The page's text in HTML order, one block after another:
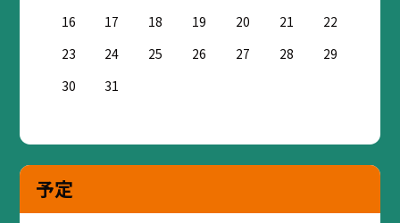
16
17 18 19 20 21
22
23
24 25 26 27 28
29
30
31
予定